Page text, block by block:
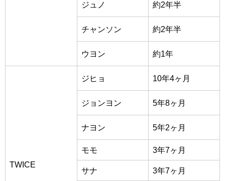
ジュノ 約2年半
チャンソン 約2年半
ウヨン 約1年
TWICE
ジヒョ 10年4ヶ月
ジョンヨン 5年8ヶ月
ナヨン 5年2ヶ月
モモ 3年7ヶ月
サナ 3年7ヶ月